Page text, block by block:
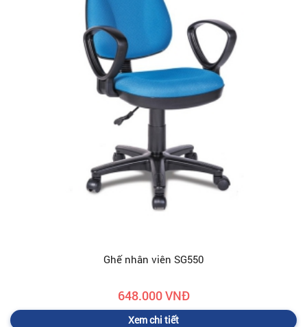
Ghế nhân viên SG550
648.000 VNĐ
Xem chi tiết